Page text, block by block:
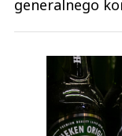
generalnego